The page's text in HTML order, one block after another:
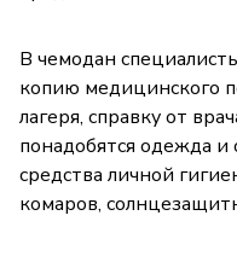
В чемодан
копию медицинского
лагеря, справку от
понадобятся одежда и
средства личной
комаров,